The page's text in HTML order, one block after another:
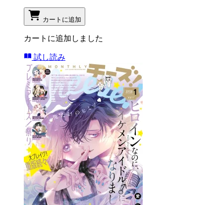
カートに追加
カートに追加しました
試し読み